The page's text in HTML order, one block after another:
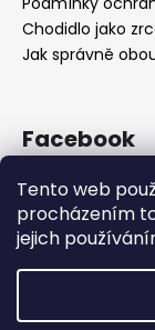
Tento web
procházením
jejich
Chodidlo jako
Jak správně
Facebook